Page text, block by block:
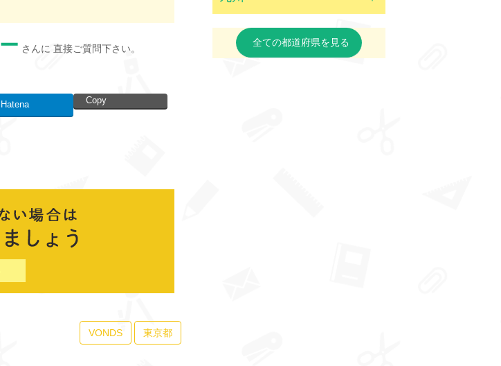
さんに 直接ご質問下さい。
Hatena Copy
VONDS 東京都
全ての都道府県を見る